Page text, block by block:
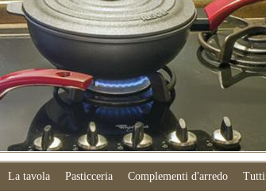
La tavola Pasticceria Complementi d'arredo Tutti